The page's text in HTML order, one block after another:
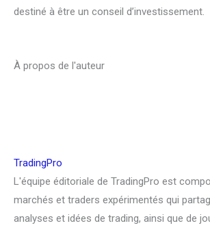
destiné à être un conseil d’investissement.
À propos de l'auteur
TradingPro
L'équipe éditoriale de TradingPro est
marchés et traders expérimentés qui
analyses et idées de trading, ainsi que de